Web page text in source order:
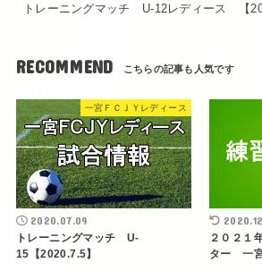
トレーニングマッチ U-12レディース 【
RECOMMEND
一宮ＦＣＪＹレディース
2020.07.09
トレーニングマッチ U-
15【2020.7.5】
２０２１
ター 一